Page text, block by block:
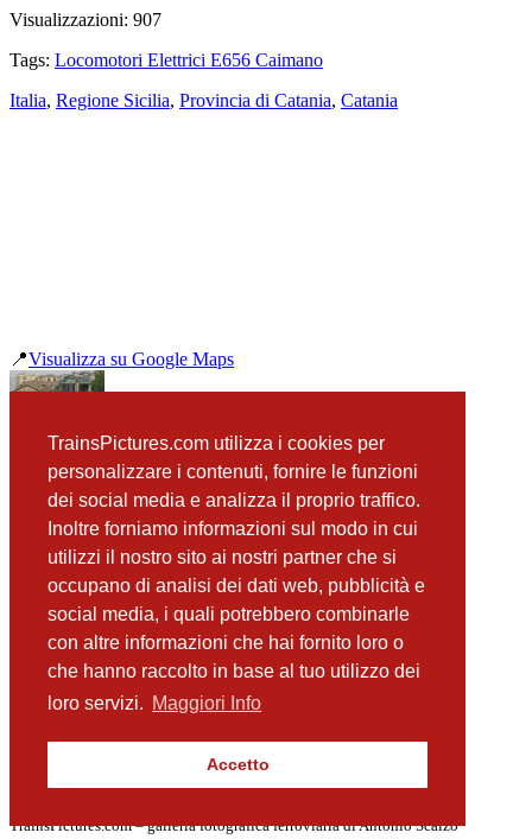
TrainsPictures.com utilizza i cookies per
personalizzare i contenuti, fornire le funzioni
dei social media e analizza il proprio traffico.
Inoltre forniamo informazioni sul modo in cui
utilizzi il nostro sito ai nostri partner che si
occupano di analisi dei dati web, pubblicità e
social media, i quali potrebbero combinarle
con altre informazioni che hai fornito loro o
che hanno raccolto in base al tuo utilizzo dei
loro servizi. Maggiori Info
Accetto
Visualizzazioni: 907
Tags: Locomotori Elettrici E656 Caimano
Italia, Regione Sicilia, Provincia di Catania, Catania
📍Visualizza su Google Maps
precedente
ADe20 Catania Borgo
successiva
343 1001 e ALn668 Passomartino
📸 Fotografie scattate nei dintorniVedi tutte ➔
ALn668 3028 Passomartino
(123 m)
Pilota MDVC e E464 014 Passomartino
E655 285 e E636 400 Passomartino
TrainsPictures.com – galleria fotografica ferroviaria di Antonio Scalzo